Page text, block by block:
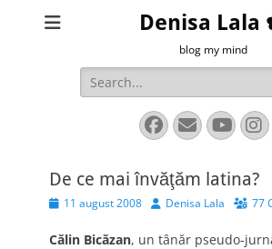
Denisa Lala
blog my mind
Search
for:
Facebook
Email
De ce mai învăţăm latina?
Posted11 august 2008 AuthorDenisa Lala 77
Călin Bicăzan, un tânăr pseudo-